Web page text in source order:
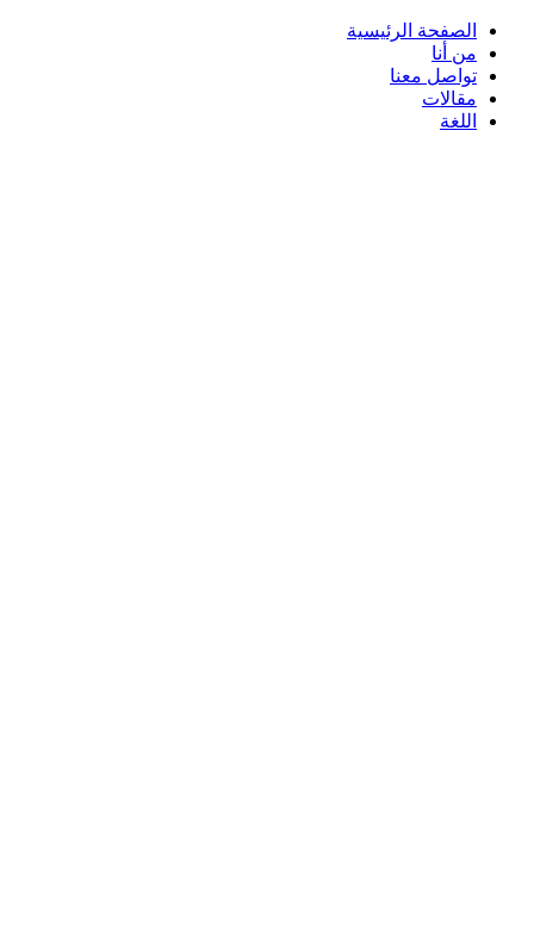
الصفحة الرئيسية
من أنا
تواصل معنا
مقالات
اللغة